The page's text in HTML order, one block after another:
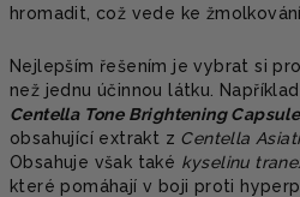
hromadit, což vede ke žmolkování.
Nejlepším řešením je vybrat si
než jednu účinnou látku. Například
Centella Tone Brightening
obsahující extrakt z Centella
Obsahuje však také kyselinu
které pomáhají v boji proti